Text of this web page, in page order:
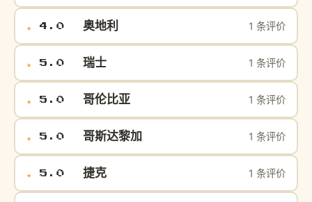
★ 4.0 奥地利 1 条评价
★ 5.0 瑞士 1 条评价
★ 5.0 哥伦比亚 1 条评价
★ 5.0 哥斯达黎加 1 条评价
★ 5.0 捷克 1 条评价